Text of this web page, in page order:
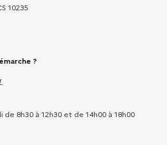
10235
?
8h30 à 12h30 et de 14h00 à 18h00